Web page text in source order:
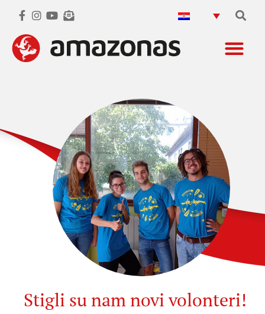
Stigli su nam novi volonteri!